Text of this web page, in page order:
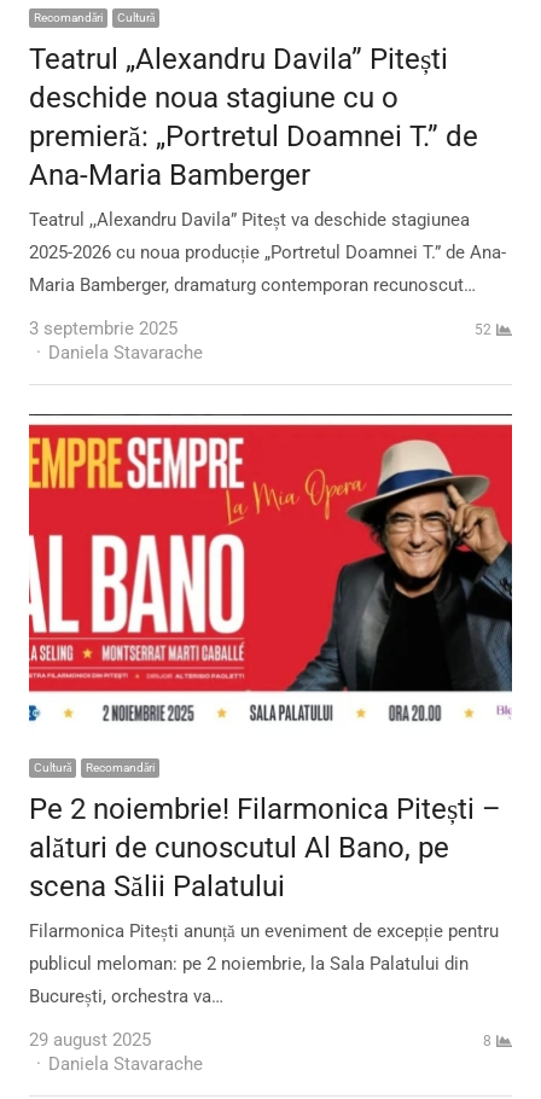
Recomandări Cultură
Teatrul „Alexandru Davila” Pitești
deschide noua stagiune cu o
premieră: „Portretul Doamnei T.” de
Ana-Maria Bamberger
Teatrul ,,Alexandru Davila” Piteșt va deschide stagiunea
2025-2026 cu noua producție „Portretul Doamnei T.” de Ana-
Maria Bamberger, dramaturg contemporan recunoscut…
3 septembrie 2025
Author
Daniela Stavarache
52
Cultură Recomandări
Pe 2 noiembrie! Filarmonica Pitești –
alături de cunoscutul Al Bano, pe
scena Sălii Palatului
Filarmonica Pitești anunță un eveniment de excepție pentru
publicul meloman: pe 2 noiembrie, la Sala Palatului din
București, orchestra va…
29 august 2025
Author
Daniela Stavarache
8